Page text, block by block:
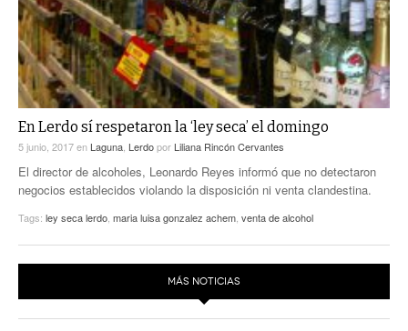
En Lerdo sí respetaron la ‘ley seca’ el domingo
5 junio, 2017en Laguna, Lerdopor Liliana Rincón Cervantes
El director de alcoholes, Leonardo Reyes informó que no detectaron
negocios establecidos violando la disposición ni venta clandestina.
Tags: ley seca lerdo, maria luisa gonzalez achem, venta de alcohol
MÁS NOTICIAS